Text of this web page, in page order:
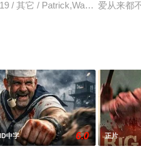
饰）是一名军人，一次行动
/ 其它 / 爱从来都
中字 6.0 正片